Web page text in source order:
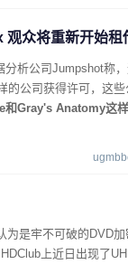
众将重新开始租
析公司Jumpshot称
公司获得许可，这些
Gray's Anatomy这
是牢不可破的DVD
上近日出现了